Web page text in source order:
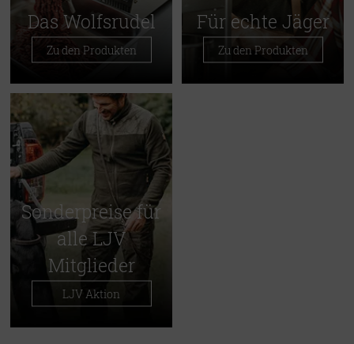
Das Wolfsrudel
Zu den Produkten
Für echte Jäger
Zu den Produkten
Sonderpreise für
alle LJV
Mitglieder
LJV Aktion